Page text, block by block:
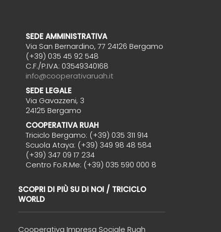
SEDE AMMINISTRATIVA
Via San Bernardino, 77 24126 Bergamo
(+39) 035 45 92 548
C.F./P.IVA: 03549340168
info@cooperativaruah.it
SEDE LEGALE
Via Gavazzeni, 3
24125 Bergamo
COOPERATIVA RUAH
Triciclo Bergamo: (+39) 035 311 914
Scuola Ataya: (+39) 349 98 48 584
(+39) 347 09 17 234
Centro Fo.R.Me: (+39) 035 590 000 8
SCOPRI DI PIÙ SU DI NOI / TRICICLO
WORLD
Cooperativa Impresa Sociale Ruah